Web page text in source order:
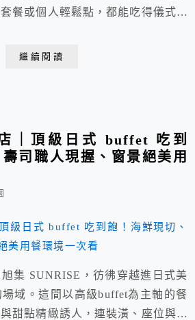
餐或個人輕鬆點，都能吃得儀式感
有溫度。本文實際分享用餐照片、
繼續閱讀
｜頂級日式 buffet 吃到
司職人現握、窗景絕美用
集 SUNRISE，彷彿穿越進日式美
域。這間以高級buffet為主軸的餐
甜點精緻誘人，連裝潢、座位與窗